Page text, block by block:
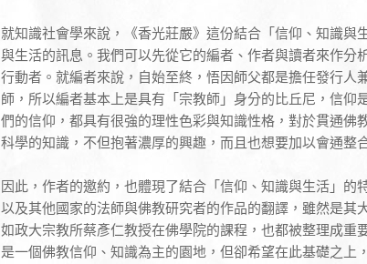
就知識社會學來說，《香光莊嚴》這份結合「信仰、知識與
與生活的訊息。我們可以先從它的編者、作者與讀者來作分
行動者。就編者來說，自始至終，悟因師父都是擔任發行人
師，所以編者基本上是具有「宗教師」身分的比丘尼，信仰
們的信仰，都具有很強的理性色彩與知識性格，對於貫通佛
科學的知識，不但抱著濃厚的興趣，而且也想要加以會通整
因此，作者的邀約，也體現了結合「信仰、知識與生活」的
以及其他國家的法師與佛教研究者的作品的翻譯，雖然是其
如政大宗教所蔡彥仁教授在佛學院的課程，也都被整理成重
是一個佛教信仰、知識為主的園地，但卻希望在此基礎之上